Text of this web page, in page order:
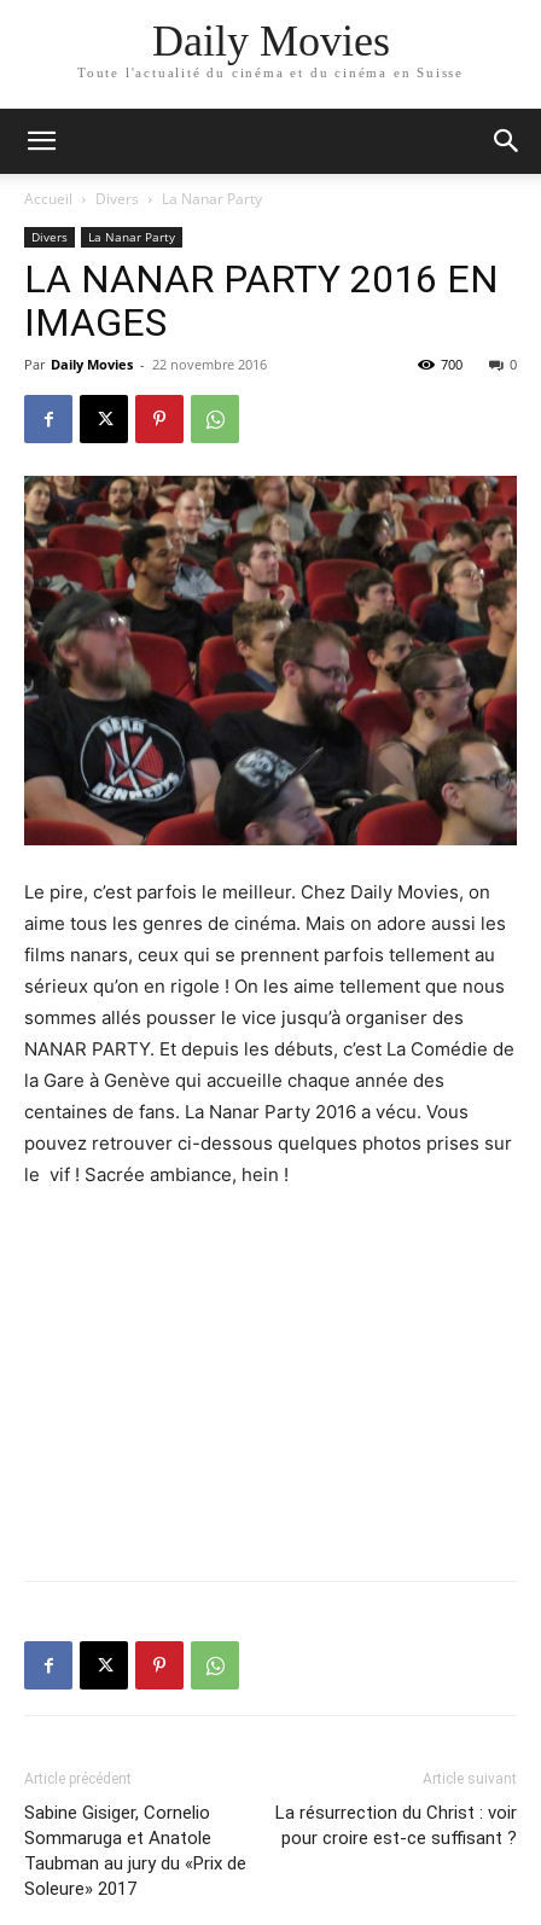
Daily Movies
Toute l'actualité du cinéma et du cinéma en Suisse
Accueil Divers La Nanar Party
Divers La Nanar Party
LA NANAR PARTY 2016 EN
IMAGES
Par Daily Movies - 22 novembre 2016 0
700
Le pire, c’est parfois le meilleur. Chez Daily Movies, on
aime tous les genres de cinéma. Mais on adore aussi les
films nanars, ceux qui se prennent parfois tellement au
sérieux qu’on en rigole ! On les aime tellement que nous
sommes allés pousser le vice jusqu’à organiser des
NANAR PARTY. Et depuis les débuts, c’est La Comédie de
la Gare à Genève qui accueille chaque année des
centaines de fans. La Nanar Party 2016 a vécu. Vous
pouvez retrouver ci-dessous quelques photos prises sur
le vif ! Sacrée ambiance, hein !
Article précédent
Sabine Gisiger, Cornelio
Sommaruga et Anatole
Taubman au jury du «Prix de
Soleure» 2017
Article suivant
La résurrection du Christ : voir
pour croire est-ce suffisant ?